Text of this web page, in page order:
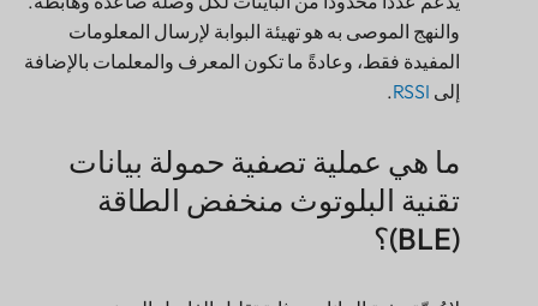
المفيدة فقط، وعادةً ما تكون المعرف والمعلمات بالإضافة
إلىRSSI
.
تقنية البلوتوث منخفض الطاقة
(BLE)؟